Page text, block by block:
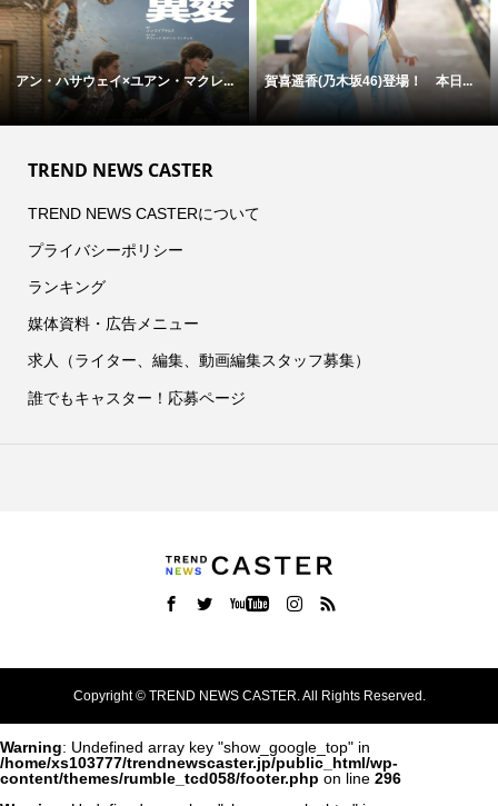
なぜ警備員の高齢化と人手不足は...
「病気」から「人」を診る医療へ
―...
TREND NEWS CASTER
TREND NEWS CASTERについて
プライバシーポリシー
ランキング
媒体資料・広告メニュー
求人（ライター、編集、動画編集スタッフ募集）
誰でもキャスター！応募ページ
Copyright ©TREND NEWS CASTER. All Rights Reserved.
Warning: Undefined array key "show_google_top" in
/home/xs103777/trendnewscaster.jp/public_html/wp-
content/themes/rumble_tcd058/footer.php on line 296